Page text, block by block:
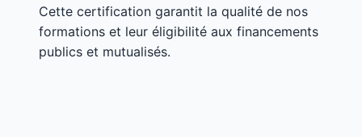
Cette certification garantit la qualité de nos
formations et leur éligibilité aux financements
publics et mutualisés.